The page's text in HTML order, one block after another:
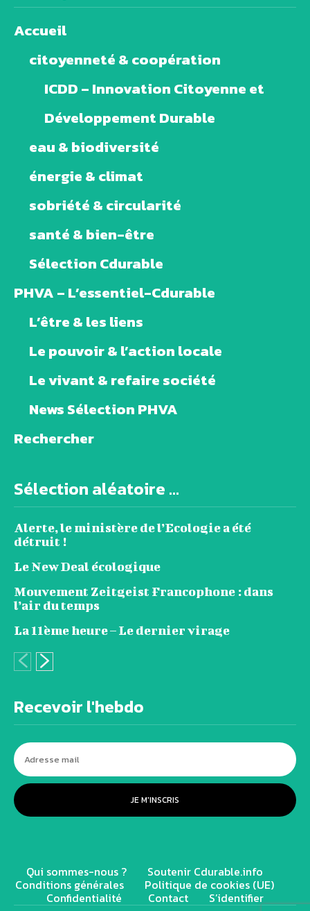
Accueil
citoyenneté & coopération
ICDD – Innovation Citoyenne et
Développement Durable
eau & biodiversité
énergie & climat
sobriété & circularité
santé & bien-être
Sélection Cdurable
PHVA – L’essentiel-Cdurable
L’être & les liens
Le pouvoir & l’action locale
Le vivant & refaire société
News Sélection PHVA
Rechercher
Sélection aléatoire ...
Alerte, le ministère de l’Ecologie a été
détruit !
Le New Deal écologique
Mouvement Zeitgeist Francophone : dans
l’air du temps
La 11ème heure – Le dernier virage
Recevoir l'hebdo
JE M'INSCRIS
Qui sommes-nous ? Soutenir Cdurable.info
Conditions générales Politique de cookies (UE)
Confidentialité Contact S’identifier